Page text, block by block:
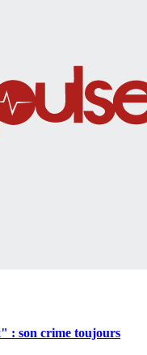
: son crime toujours